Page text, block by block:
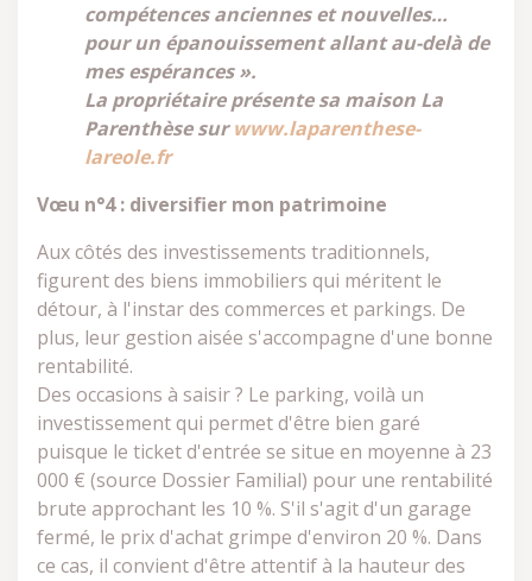
compétences anciennes et nouvelles…
pour un épanouissement allant au-delà de
mes espérances ».
La propriétaire présente sa maison La
Parenthèse surwww.laparenthese-
lareole.fr
Vœu n°4 : diversifier mon patrimoine
Aux côtés des investissements traditionnels,
figurent des biens immobiliers qui méritent le
détour, à l'instar des commerces et parkings. De
plus, leur gestion aisée s'accompagne d'une bonne
rentabilité.
Des occasions à saisir ? Le parking, voilà un
investissement qui permet d'être bien garé
puisque le ticket d'entrée se situe en moyenne à 23
000 € (source Dossier Familial) pour une rentabilité
brute approchant les 10 %. S'il s'agit d'un garage
fermé, le prix d'achat grimpe d'environ 20 %. Dans
ce cas, il convient d'être attentif à la hauteur des